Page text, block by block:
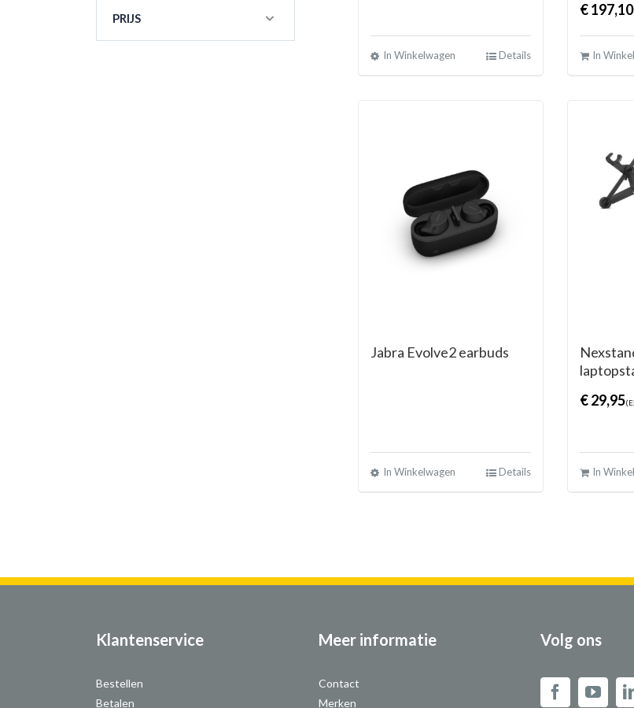
In Winkelwagen Details
€197,10
In
Jabra Evolve2 earbuds
In Winkelwagen Details
€29,95
In
PRIJS
Klantenservice
Bestellen
Betalen
Meer informatie
Contact
Merken
Volg ons